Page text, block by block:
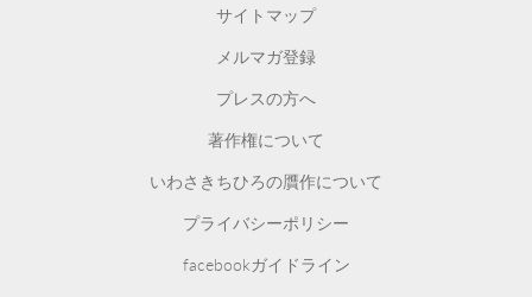
サイトマップ
メルマガ登録
プレスの方へ
著作権について
いわさきちひろの贋作について
プライバシーポリシー
facebookガイドライン